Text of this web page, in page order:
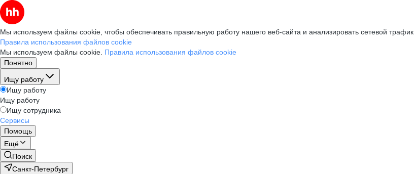
Мы используем файлы cookie, чтобы обеспечивать правильную работу нашего веб-сайта и анализировать сетевой трафик.
Правила использования файлов cookie
Мы используем файлы cookie. Правила использования файлов cookie
Понятно
Ищу работу
Ищу работу
Ищу работу
Ищу сотрудника
Сервисы
Помощь
Ещё
Поиск
Санкт-Петербург